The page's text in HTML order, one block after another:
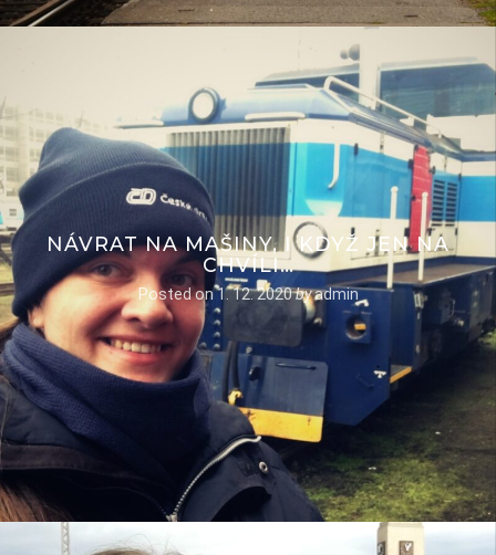
NÁVRAT NA MAŠINY, I KDYŽ JEN NA
CHVÍLI…
Posted on1. 12. 2020byadmin